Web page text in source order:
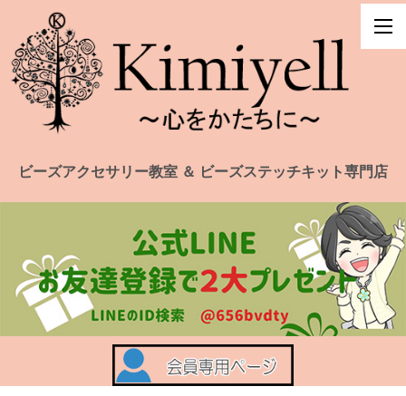
ビーズアクセサリー教室 ＆ ビーズステッチキット専門店